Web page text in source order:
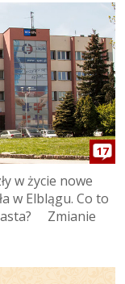
17
w życie nowe
w Elblągu. Co to
Zmianie